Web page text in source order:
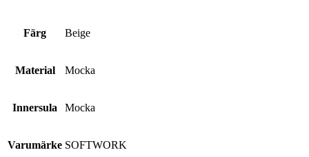
Färg Beige
Material Mocka
Innersula Mocka
Varumärke SOFTWORK